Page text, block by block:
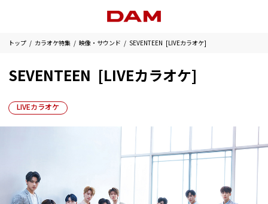
トップ カラオケ特集 映像・サウンド SEVENTEEN [LIVEカラオケ]
SEVENTEEN [LIVEカラオケ]
LIVEカラオケ